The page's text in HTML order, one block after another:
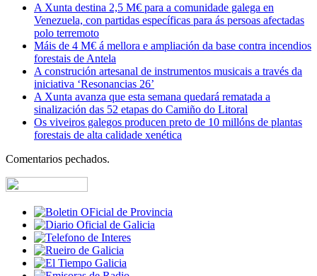
A Xunta destina 2,5 M€ para a comunidade galega en
Venezuela, con partidas específicas para ás persoas afectadas
polo terremoto
Máis de 4 M€ á mellora e ampliación da base contra incendios
forestais de Antela
A construción artesanal de instrumentos musicais a través da
iniciativa ‘Resonancias 26’
A Xunta avanza que esta semana quedará rematada a
sinalización das 52 etapas do Camiño do Litoral
Os viveiros galegos producen preto de 10 millóns de plantas
forestais de alta calidade xenética
Comentarios pechados.